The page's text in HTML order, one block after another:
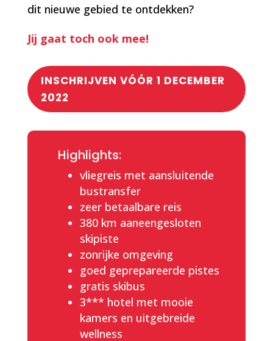
dit nieuwe gebied te ontdekken?
Jij gaat toch ook mee!
INSCHRIJVEN VÓÓR 1 DECEMBER
2022
Highlights:
vliegreis met aansluitende
bustransfer
zeer betaalbare reis
380 km aaneengesloten
skipiste
zonrijke omgeving
goed geprepareerde pistes
gratis skibus
3*** hotel met mooie
kamers en uitgebreide
wellness